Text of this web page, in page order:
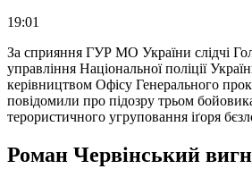
19:01
За сприяння ГУР МО України слідчі
управління Національної поліції
керівництвом Офісу Генерального
повідомили про підозру трьом
терористичного угруповання іґоря
Роман Червінський